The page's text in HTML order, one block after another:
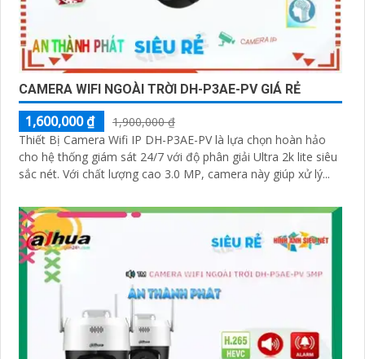
CAMERA WIFI NGOÀI TRỜI DH-P3AE-PV GIÁ RẺ
1,600,000 ₫
1,900,000 ₫
Thiết Bị Camera Wifi IP DH-P3AE-PV là lựa chọn hoàn hảo
cho hệ thống giám sát 24/7 với độ phân giải Ultra 2k lite siêu
sắc nét. Với chất lượng cao 3.0 MP, camera này giúp xử lý...